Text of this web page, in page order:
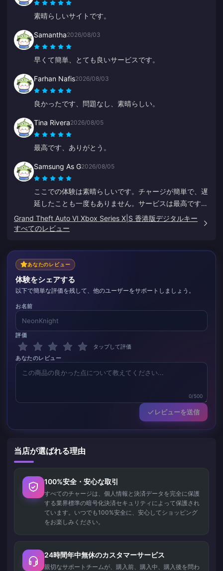
素晴らしいサイトです。
Samantha2026/08/03
早くて簡単、とても良いサービスです。
Farhan Nafis2026/08/03
良かったです、問題なし、素晴らしい。
Tina Rivera2026/08/05
最高です、ありがとう。
Samsung As G2026/08/05
ここでの体験は素晴らしいです。チャージが簡単で、遅
延したことも一度もありません。サービスは最高です。
この調子で頑張ってください。
Grand Theft Auto VI Xbox Series X|S 香港版デジタルキー
すべてのレビュー
あなたのレビュー
体験をシェアする
以下で簡単な評価を残して、他のユーザーをサポートしましょう。
お名前
評価
タップして評価
あなたのレビュー
0/500
レビューを送信
当店が選ばれる理由
100%安全・安心な取引
すべてのチャージは、個人情報と決済データを完全に保護
する業界標準の暗号化決済セキュリティによって保護され
ています。いつでも100%安全に、安心してショッピング
をお楽しみください。
24時間年中無休のカスタマーサービス
親切なサポートチームが、購入前、購入中、購入後を問わ